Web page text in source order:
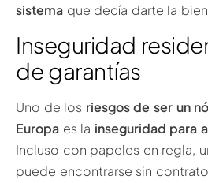
sistema que decía darte la
Inseguridad
de garantías
Uno de los riesgos de ser un
Europa es la inseguridad para
Incluso con papeles en regla,
puede encontrarse sin